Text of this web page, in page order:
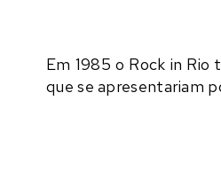
Em 1985 o Rock in Rio
que se apresentariam